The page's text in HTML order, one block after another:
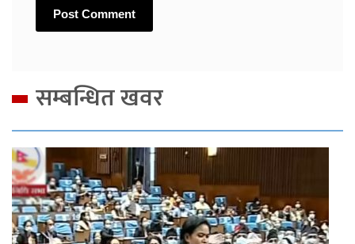
सम्बन्धित खवर